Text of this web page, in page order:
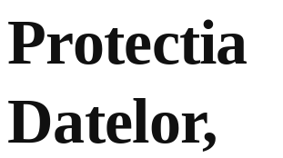
Protectia
Datelor,